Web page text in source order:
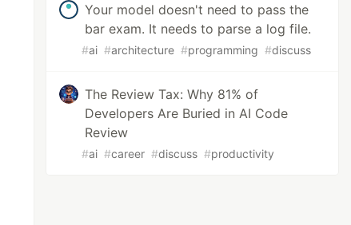
Your model doesn't need to pass the
bar exam. It needs to parse a log file.
#ai #architecture #programming #discuss
The Review Tax: Why 81% of
Developers Are Buried in AI Code
Review
#ai #career #discuss #productivity